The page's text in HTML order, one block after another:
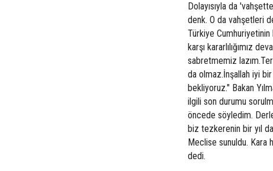
Dolayısıyla da
denk. O da vahşetleri
Türkiye Cumhuriyetinin
karşı kararlılığımız
sabretmemiz
da olmaz.İnşallah iyi
bekliyoruz." Bakan
ilgili son durumu
öncede söyledim.
biz tezkerenin bir yıl
Meclise sunuldu. Kara
dedi.